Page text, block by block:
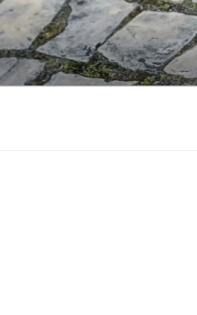
Aller
au
contenu
principal